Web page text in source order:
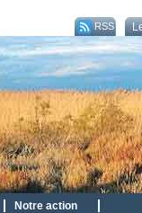
RSS
Notre action